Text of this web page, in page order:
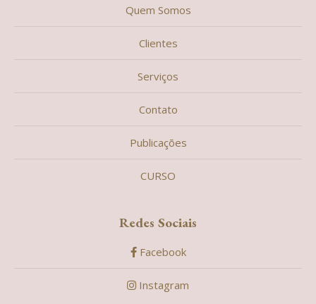
Quem Somos
Clientes
Serviços
Contato
Publicações
CURSO
Redes Sociais
Facebook
Instagram